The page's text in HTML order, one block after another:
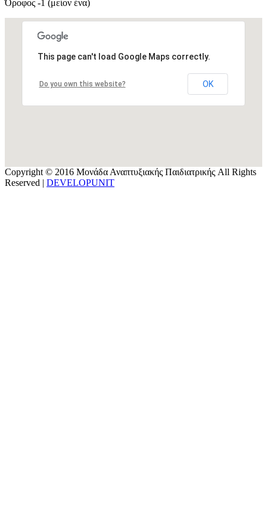
Όροφος -1 (μείον ένα)
This page can't load Google Maps correctly.
Do you own this website? OK
Copyright © 2016 Μονάδα Αναπτυξιακής Παιδιατρικής All Rights
Reserved | DEVELOPUNIT